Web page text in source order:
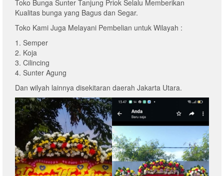
Toko Bunga Sunter Tanjung Priok Selalu Memberikan
Kualitas bunga yang Bagus dan Segar.
Toko Kami Juga Melayani Pembelian untuk Wilayah :
1. Semper
2. Koja
3. Cilincing
4. Sunter Agung
Dan wilyah lainnya disekitaran daerah Jakarta Utara.